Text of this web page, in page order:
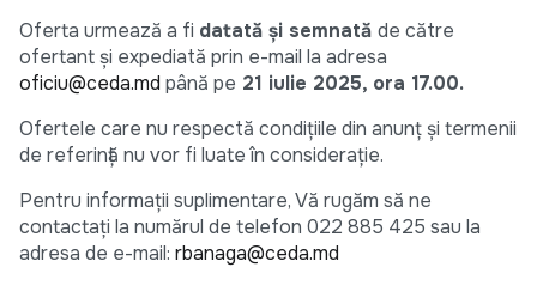
Oferta urmează a fi datată și semnată de către
ofertant și expediată prin e-mail la adresa
oficiu@ceda.md până pe 21 iulie 2025, ora 17.00.
Ofertele care nu respectă condițiile din anunț și termenii
de referință nu vor fi luate în considerație.
Pentru informații suplimentare, Vă rugăm să ne
contactați la numărul de telefon 022 885 425 sau la
adresa de e-mail: rbanaga@ceda.md